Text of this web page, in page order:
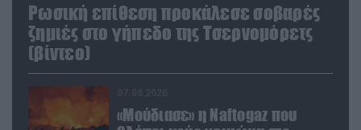
Ρωσική επίθεση προκάλεσε σοβαρές
ζημιές στο γήπεδο της Τσερνομόρετς
(βίντεο)
«Μούδιασε» η Naftogaz που